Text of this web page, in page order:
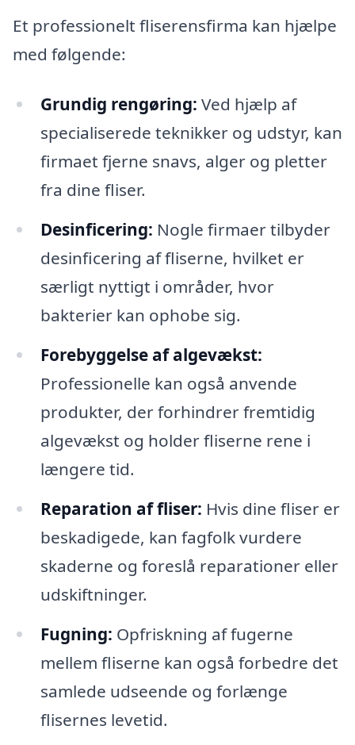
Et professionelt fliserensfirma kan hjælpe
med følgende:
Grundig rengøring: Ved hjælp af
specialiserede teknikker og udstyr, kan
firmaet fjerne snavs, alger og pletter
fra dine fliser.
Desinficering: Nogle firmaer tilbyder
desinficering af fliserne, hvilket er
særligt nyttigt i områder, hvor
bakterier kan ophobe sig.
Forebyggelse af algevækst:
Professionelle kan også anvende
produkter, der forhindrer fremtidig
algevækst og holder fliserne rene i
længere tid.
Reparation af fliser: Hvis dine fliser er
beskadigede, kan fagfolk vurdere
skaderne og foreslå reparationer eller
udskiftninger.
Fugning: Opfriskning af fugerne
mellem fliserne kan også forbedre det
samlede udseende og forlænge
flisernes levetid.